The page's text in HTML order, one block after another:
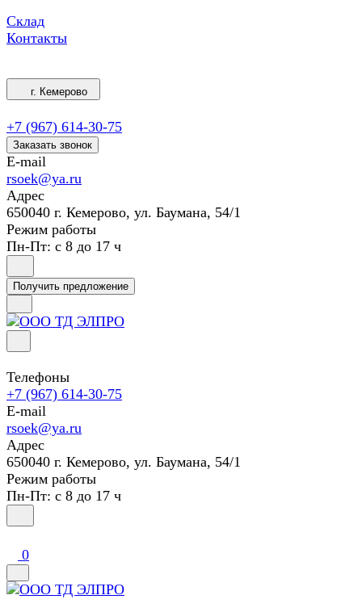
Склад
Контакты
г. Кемерово
+7 (967) 614-30-75
Заказать звонок
E-mail
rsoek@ya.ru
Адрес
650040 г. Кемерово, ул. Баумана, 54/1
Режим работы
Пн-Пт: с 8 до 17 ч
Получить предложение
Телефоны
+7 (967) 614-30-75
E-mail
rsoek@ya.ru
Адрес
650040 г. Кемерово, ул. Баумана, 54/1
Режим работы
Пн-Пт: с 8 до 17 ч
0